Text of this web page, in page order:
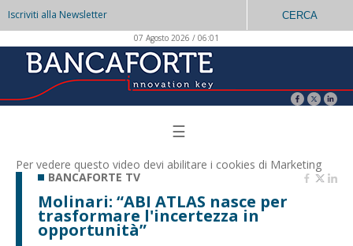
Iscriviti alla Newsletter CERCA
07 Agosto 2026 / 06:01
☰
Per vedere questo video devi abilitare i cookies di Marketing
BANCAFORTE TV
Molinari: “ABI ATLAS nasce per
trasformare l'incertezza in
opportunità”